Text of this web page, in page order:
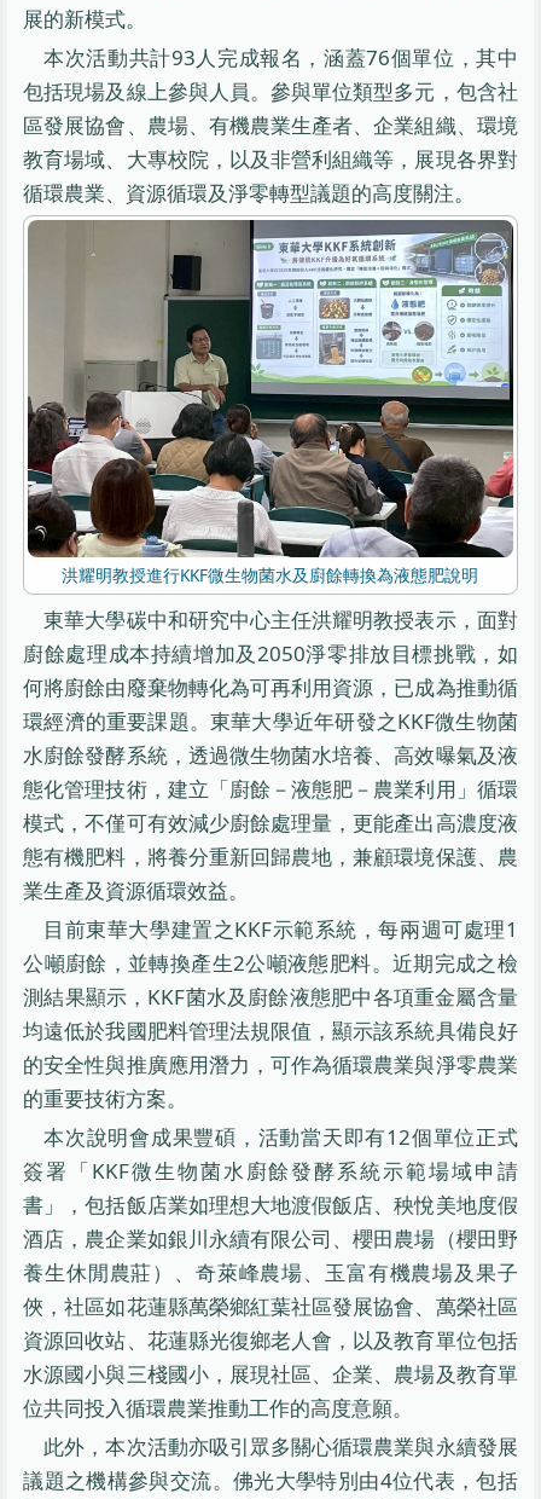
展的新模式。
本次活動共計93人完成報名，涵蓋76個單位，其中
包括現場及線上參與人員。參與單位類型多元，包含社
區發展協會、農場、有機農業生產者、企業組織、環境
教育場域、大專校院，以及非營利組織等，展現各界對
循環農業、資源循環及淨零轉型議題的高度關注。
洪耀明教授進行KKF微生物菌水及廚餘轉換為液態肥說明
東華大學碳中和研究中心主任洪耀明教授表示，面對
廚餘處理成本持續增加及2050淨零排放目標挑戰，如
何將廚餘由廢棄物轉化為可再利用資源，已成為推動循
環經濟的重要課題。東華大學近年研發之KKF微生物菌
水廚餘發酵系統，透過微生物菌水培養、高效曝氣及液
態化管理技術，建立「廚餘－液態肥－農業利用」循環
模式，不僅可有效減少廚餘處理量，更能產出高濃度液
態有機肥料，將養分重新回歸農地，兼顧環境保護、農
業生產及資源循環效益。
目前東華大學建置之KKF示範系統，每兩週可處理1
公噸廚餘，並轉換產生2公噸液態肥料。近期完成之檢
測結果顯示，KKF菌水及廚餘液態肥中各項重金屬含量
均遠低於我國肥料管理法規限值，顯示該系統具備良好
的安全性與推廣應用潛力，可作為循環農業與淨零農業
的重要技術方案。
本次說明會成果豐碩，活動當天即有12個單位正式
簽署「KKF微生物菌水廚餘發酵系統示範場域申請
書」，包括飯店業如理想大地渡假飯店、秧悅美地度假
酒店，農企業如銀川永續有限公司、櫻田農場（櫻田野
養生休閒農莊）、奇萊峰農場、玉富有機農場及果子
俠，社區如花蓮縣萬榮鄉紅葉社區發展協會、萬榮社區
資源回收站、花蓮縣光復鄉老人會，以及教育單位包括
水源國小與三棧國小，展現社區、企業、農場及教育單
位共同投入循環農業推動工作的高度意願。
此外，本次活動亦吸引眾多關心循環農業與永續發展
議題之機構參與交流。佛光大學特別由4位代表，包括